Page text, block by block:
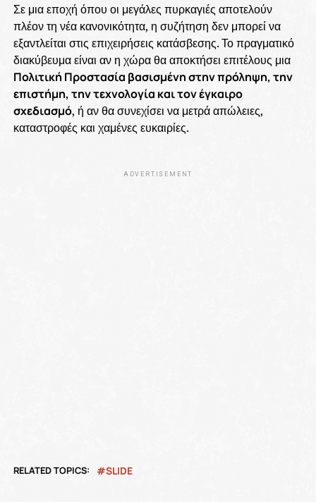
Σε μια εποχή όπου οι μεγάλες πυρκαγιές αποτελούν
πλέον τη νέα κανονικότητα, η συζήτηση δεν μπορεί να
εξαντλείται στις επιχειρήσεις κατάσβεσης. Το πραγματικό
διακύβευμα είναι αν η χώρα θα αποκτήσει επιτέλους μια
Πολιτική Προστασία βασισμένη στην πρόληψη, την
επιστήμη, την τεχνολογία και τον έγκαιρο
σχεδιασμό, ή αν θα συνεχίσει να μετρά απώλειες,
καταστροφές και χαμένες ευκαιρίες.
ADVERTISEMENT
RELATED TOPICS: SLIDE